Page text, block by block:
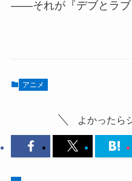
――それが『デブとラブ
アニメ
よかったら